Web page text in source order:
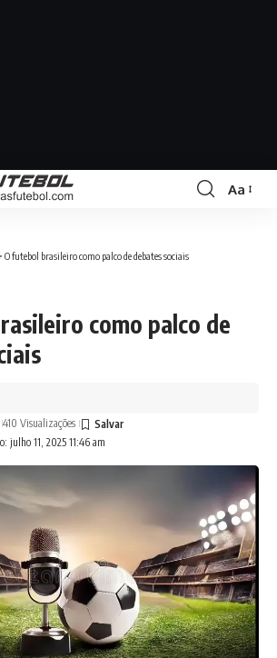
Aa
O futebol brasileiro como palco de debates sociais
como palco de
julho 11, 2025 11:46 am
410 Visualizações